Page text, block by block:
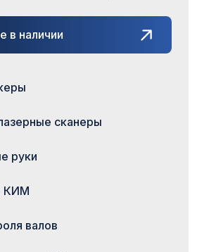
в наличии
сканеры
руки
КИМ
валов